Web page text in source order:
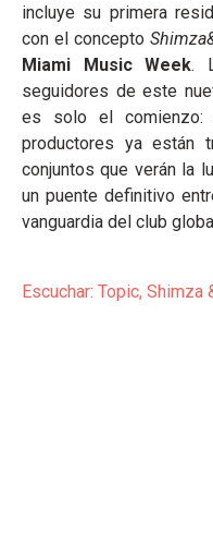
incluye su primera
con el concepto
Miami Music Week.
seguidores de este
es solo el comienzo:
productores ya están
conjuntos que verán la
un puente definitivo
vanguardia del club
Escuchar: Topic, Shimza